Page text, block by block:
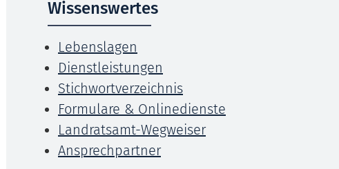
Wissenswertes
Lebenslagen
Dienstleistungen
Stichwortverzeichnis
Formulare & Onlinedienste
Landratsamt-Wegweiser
Ansprechpartner